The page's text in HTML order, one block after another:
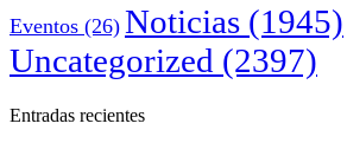
Eventos (26) Noticias (1945)
Uncategorized (2397)
Entradas recientes